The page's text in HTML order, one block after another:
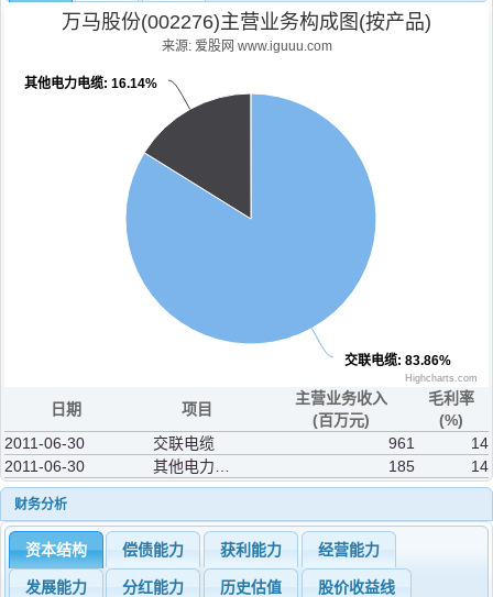
万马股份(002276)主营业务构成图(按产品)
来源: 爱股网 www.iguuu.com
交联电缆: 83.86%
其他电力电缆: 16.14%
Highcharts.com
日期 项目
主营业务收入
(百万元)
毛利率
(%)
2011-06-30
交联电缆 961
14
2011-06-30
185 14
财务分析
资本结构 偿债能力 获利能力 经营能力
发展能力 分红能力 历史估值 股价收益线